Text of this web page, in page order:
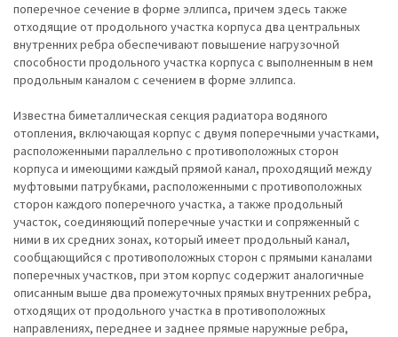
поперечное сечение в форме эллипса, причем здесь также
отходящие от продольного участка корпуса два центральных
внутренних ребра обеспечивают повышение нагрузочной
способности продольного участка корпуса с выполненным в нем
продольным каналом с сечением в форме эллипса.
Известна биметаллическая секция радиатора водяного
отопления, включающая корпус с двумя поперечными участками,
расположенными параллельно с противоположных сторон
корпуса и имеющими каждый прямой канал, проходящий между
муфтовыми патрубками, расположенными с противоположных
сторон каждого поперечного участка, а также продольный
участок, соединяющий поперечные участки и сопряженный с
ними в их средних зонах, который имеет продольный канал,
сообщающийся с противоположных сторон с прямыми каналами
поперечных участков, при этом корпус содержит аналогичные
описанным выше два промежуточных прямых внутренних ребра,
отходящих от продольного участка в противоположных
направлениях, переднее и заднее прямые наружные ребра,